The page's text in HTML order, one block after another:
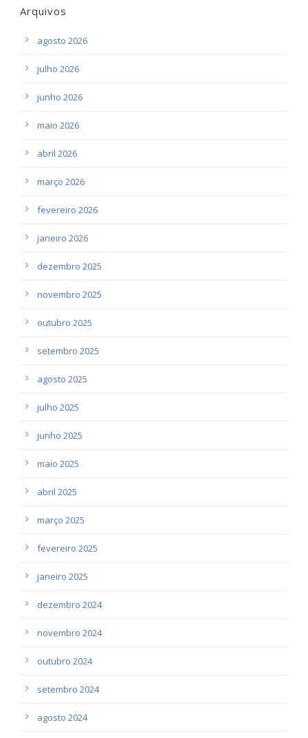
Arquivos
agosto 2026
julho 2026
junho 2026
maio 2026
abril 2026
março 2026
fevereiro 2026
janeiro 2026
dezembro 2025
novembro 2025
outubro 2025
setembro 2025
agosto 2025
julho 2025
junho 2025
maio 2025
abril 2025
março 2025
fevereiro 2025
janeiro 2025
dezembro 2024
novembro 2024
outubro 2024
setembro 2024
agosto 2024